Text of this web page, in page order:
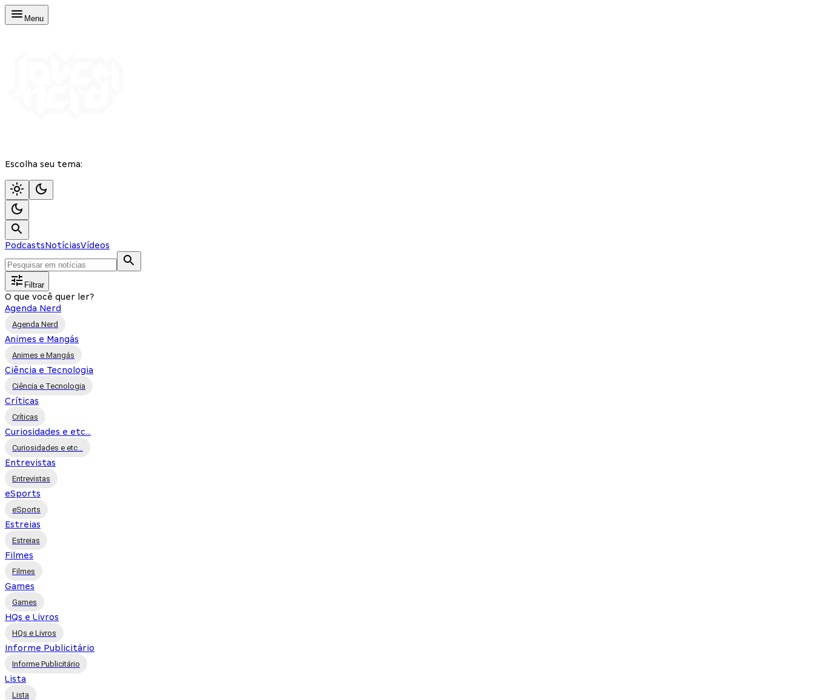
Menu
Escolha seu tema:
PodcastsNotíciasVídeos
Filtrar
O que você quer ler?
Agenda Nerd
Agenda Nerd
Animes e Mangás
Animes e Mangás
Ciência e Tecnologia
Ciência e Tecnologia
Críticas
Críticas
Curiosidades e etc...
Curiosidades e etc...
Entrevistas
Entrevistas
eSports
eSports
Estreias
Estreias
Filmes
Filmes
Games
Games
HQs e Livros
HQs e Livros
Informe Publicitário
Informe Publicitário
Lista
Lista